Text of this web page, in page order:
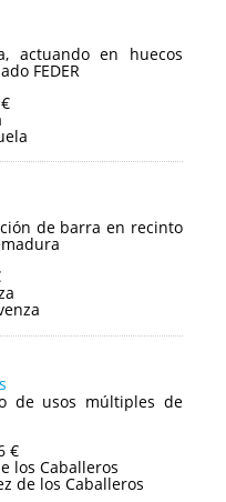
actuando en huecos
FEDER
de barra en recinto
de usos múltiples de
€
los Caballeros
de los Caballeros